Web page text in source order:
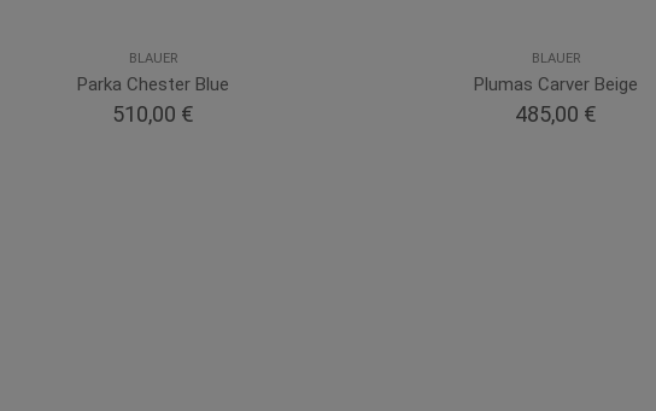
BLAUER
Parka Chester Blue
510,00 €
BLAUER
Plumas Carver Beige
485,00 €